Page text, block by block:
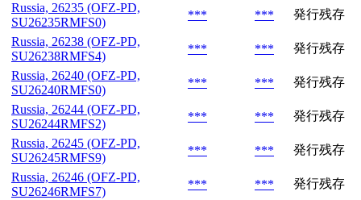
Russia, 26235 (OFZ-PD,
SU26235RMFS0)
*** ***
発行残存
Russia, 26238 (OFZ-PD,
SU26238RMFS4)
*** ***
発行残存
Russia, 26240 (OFZ-PD,
SU26240RMFS0)
*** ***
発行残存
Russia, 26244 (OFZ-PD,
SU26244RMFS2)
*** ***
発行残存
Russia, 26245 (OFZ-PD,
SU26245RMFS9)
*** ***
発行残存
Russia, 26246 (OFZ-PD,
SU26246RMFS7)
*** *** 発行残存